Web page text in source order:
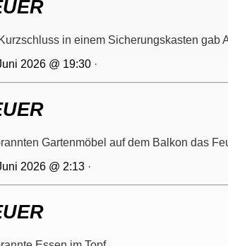
in einem Sicherungskasten gab
2026 @ 19:30 ·
Gartenmöbel auf dem Balkon das
2026 @ 2:13 ·